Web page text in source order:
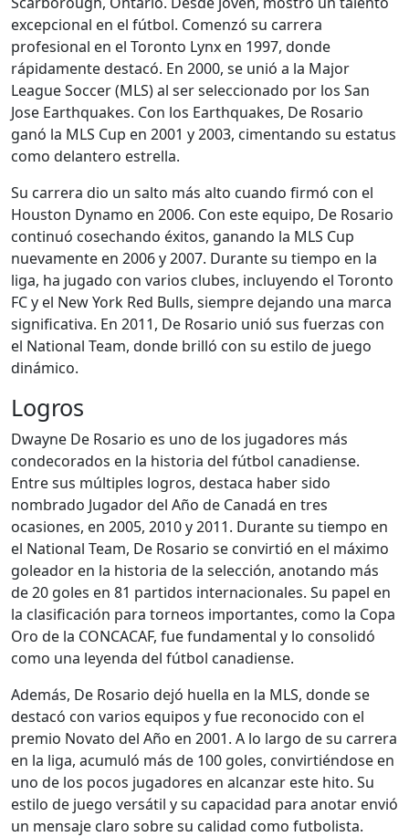
excepcional en el fútbol. Comenzó su carrera
profesional en el Toronto Lynx en 1997, donde
rápidamente destacó. En 2000, se unió a la Major
League Soccer (MLS) al ser seleccionado por los San
Jose Earthquakes. Con los Earthquakes, De Rosario
ganó la MLS Cup en 2001 y 2003, cimentando su estatus
como delantero estrella.
Su carrera dio un salto más alto cuando firmó con el
Houston Dynamo en 2006. Con este equipo, De Rosario
continuó cosechando éxitos, ganando la MLS Cup
nuevamente en 2006 y 2007. Durante su tiempo en la
liga, ha jugado con varios clubes, incluyendo el Toronto
FC y el New York Red Bulls, siempre dejando una marca
significativa. En 2011, De Rosario unió sus fuerzas con
el National Team, donde brilló con su estilo de juego
dinámico.
Logros
Dwayne De Rosario es uno de los jugadores más
condecorados en la historia del fútbol canadiense.
Entre sus múltiples logros, destaca haber sido
nombrado Jugador del Año de Canadá en tres
ocasiones, en 2005, 2010 y 2011. Durante su tiempo en
el National Team, De Rosario se convirtió en el máximo
goleador en la historia de la selección, anotando más
de 20 goles en 81 partidos internacionales. Su papel en
la clasificación para torneos importantes, como la Copa
Oro de la CONCACAF, fue fundamental y lo consolidó
como una leyenda del fútbol canadiense.
Además, De Rosario dejó huella en la MLS, donde se
destacó con varios equipos y fue reconocido con el
premio Novato del Año en 2001. A lo largo de su carrera
en la liga, acumuló más de 100 goles, convirtiéndose en
uno de los pocos jugadores en alcanzar este hito. Su
estilo de juego versátil y su capacidad para anotar envió
un mensaje claro sobre su calidad como futbolista.